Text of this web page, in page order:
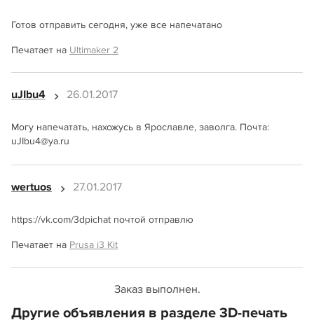
Готов отправить сегодня, уже все напечатано
Печатает на Ultimaker 2
uJIbu4 26.01.2017
Могу напечатать, нахожусь в Ярославле, заволга. Почта:
uJIbu4@ya.ru
wertuos 27.01.2017
https://vk.com/3dpichat почтой отправлю
Печатает на Prusa i3 Kit
Заказ выполнен.
Другие объявления в разделе 3D-печать